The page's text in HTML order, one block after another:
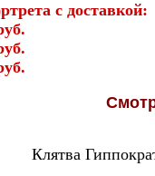
с доставкой:
Клятва